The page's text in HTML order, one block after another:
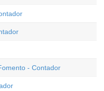
- Contador